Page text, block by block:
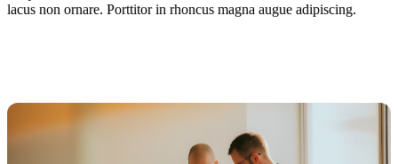
lacus non ornare. Porttitor in rhoncus magna augue adipiscing.